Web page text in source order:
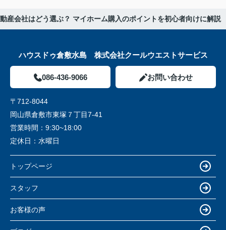
産会社はどう選ぶ？ マイホーム購入のポイントを初心者向けに解説
ハウスドゥ倉敷水島 株式会社クールウエストサービス
086-436-9066 お問い合わせ
〒712-8044
岡山県倉敷市東塚７丁目7-41
営業時間： 9:30~18:00
定休日： 水曜日
トップページ
スタッフ
お客様の声